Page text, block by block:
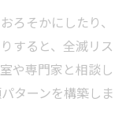
ろそかにしたり、
すると、全滅リス
や専門家と相談し
ターンを構築しま